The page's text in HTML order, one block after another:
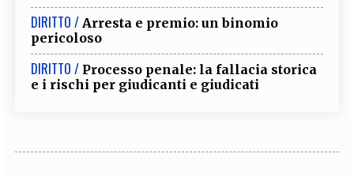
DIRITTO / Arresta e premio: un binomio
pericoloso
DIRITTO / Processo penale: la fallacia storica
e i rischi per giudicanti e giudicati